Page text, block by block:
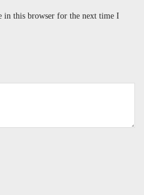
in this browser for the next time I